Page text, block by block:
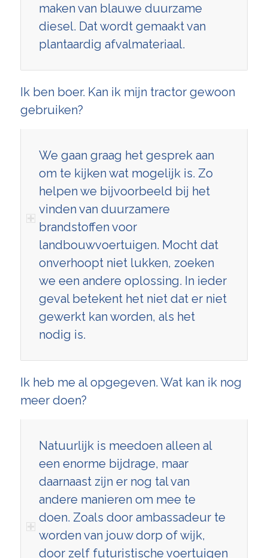
maken van blauwe duurzame
diesel. Dat wordt gemaakt van
plantaardig afvalmateriaal.
Ik ben boer. Kan ik mijn tractor gewoon
gebruiken?
We gaan graag het gesprek aan
om te kijken wat mogelijk is. Zo
helpen we bijvoorbeeld bij het
vinden van duurzamere
brandstoffen voor
landbouwvoertuigen. Mocht dat
onverhoopt niet lukken, zoeken
we een andere oplossing. In ieder
geval betekent het niet dat er niet
gewerkt kan worden, als het
nodig is.
Ik heb me al opgegeven. Wat kan ik nog
meer doen?
Natuurlijk is meedoen alleen al
een enorme bijdrage, maar
daarnaast zijn er nog tal van
andere manieren om mee te
doen. Zoals door ambassadeur te
worden van jouw dorp of wijk,
door zelf futuristische voertuigen